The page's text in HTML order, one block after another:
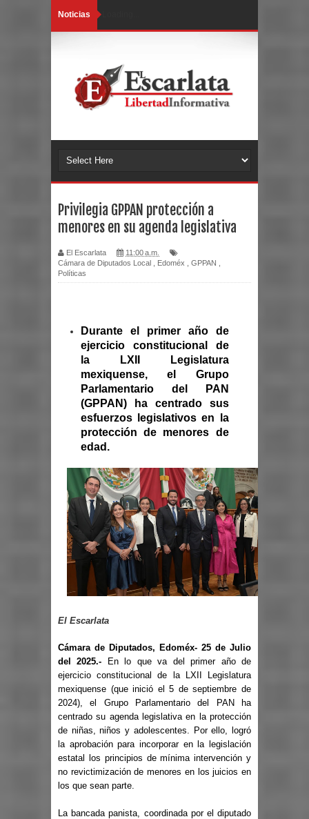
Noticias
Privilegia GPPAN protección a
menores en su agenda legislativa
El Escarlata
11:00 a.m.
Cámara de Diputados Local
Edoméx GPPAN
Políticas
Durante el primer año de
ejercicio constitucional de
la LXII Legislatura
mexiquense, el Grupo
Parlamentario del PAN
(GPPAN) ha centrado sus
esfuerzos legislativos en la
protección de menores de
edad.
El Escarlata
Cámara de Diputados, Edoméx- 25 de Julio
del 2025.- En lo que va del primer año de
ejercicio constitucional de la LXII Legislatura
mexiquense (que inició el 5 de septiembre de
2024), el Grupo Parlamentario del PAN ha
centrado su agenda legislativa en la protección
de niñas, niños y adolescentes. Por ello, logró
la aprobación para incorporar en la legislación
estatal los principios de mínima intervención y
no revictimización de menores en los juicios en
los que sean parte.
La bancada panista, coordinada por el diputado